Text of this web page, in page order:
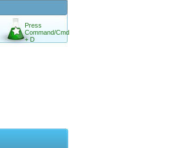
Press
Command/Cmd
+ D